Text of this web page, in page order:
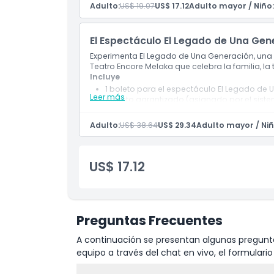
Acceso a puntos designados para fotos
Adulto:US$ 19.07US$ 17.12Adulto mayor / Niño:
El Espectáculo El Legado de Una
Experimenta El Legado de Una Generación,
Teatro Encore Melaka que celebra la familia,
Leer más
Incluye
1 boleto para el espectáculo El Legado de
Asiento garantizado (asignado por el
Efectos escénicos avanzados y subtítulos
Acceso a puntos designados para fotos
Adulto:US$ 38.64US$ 29.34Adulto mayor /
US$ 17.12
Preguntas Frecuentes
A continuación se presentan algunas
equipo a través del chat en vivo, el